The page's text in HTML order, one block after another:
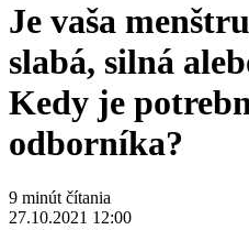
Je vaša
slabá, silná
Kedy je
odborníka?
9 minút čítania
27.10.2021 12:00